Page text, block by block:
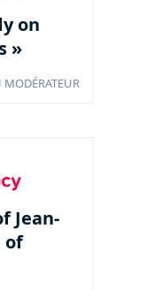
on
»
MODÉRATEUR
Jean-
of